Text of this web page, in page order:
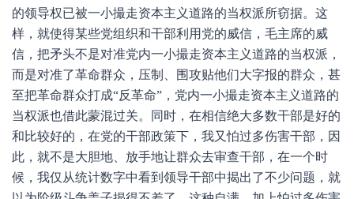
的领导权已被一小撮走资本主义道路的当权派所窃据。这
样，就使得某些党组织和干部利用党的威信，毛主席的威
信，把矛头不是对准党内一小撮走资本主义道路的当权派，
而是对准了革命群众，压制、围攻贴他们大字报的群众，甚
至把革命群众打成“反革命”，党内一小撮走资本主义道路的
当权派也借此蒙混过关。同时，在相信绝大多数干部是好的
和比较好的，在党的干部政策下，我又怕过多伤害干部，因
此，就不是大胆地、放手地让群众去审查干部，在一个时
候，我仅从统计数字中看到领导干部中揭出了不少问题，就